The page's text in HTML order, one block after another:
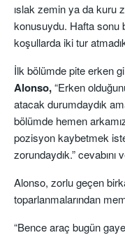
ıslak zemin ya da kuru
konusuydu. Hafta sonu
koşullarda iki tur
İlk bölümde pite erken
Alonso,“Erken
atacak durumdaydık
bölümde hemen
pozisyon kaybetmek
zorundaydık.” cevabını
Alonso, zorlu geçen
toparlanmalarından
“Bence araç bugün